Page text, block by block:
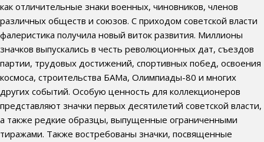
как отличительные знаки военных, чиновников, членов
различных обществ и союзов. С приходом советской власти
фалеристика получила новый виток развития. Миллионы
значков выпускались в честь революционных дат, съездов
партии, трудовых достижений, спортивных побед, освоения
космоса, строительства БАМа, Олимпиады-80 и многих
других событий. Особую ценность для коллекционеров
представляют значки первых десятилетий советской власти,
а также редкие образцы, выпущенные ограниченными
тиражами. Также востребованы значки, посвященные